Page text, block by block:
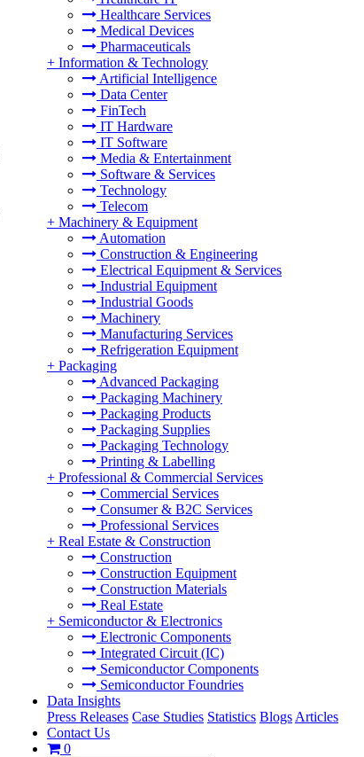
Healthcare Services
Medical Devices
Pharmaceuticals
+ Information & Technology
Artificial Intelligence
Data Center
FinTech
IT Hardware
IT Software
Media & Entertainment
Software & Services
Technology
Telecom
+ Machinery & Equipment
Automation
Construction & Engineering
Electrical Equipment & Services
Industrial Equipment
Industrial Goods
Machinery
Manufacturing Services
Refrigeration Equipment
+ Packaging
Advanced Packaging
Packaging Machinery
Packaging Products
Packaging Supplies
Packaging Technology
Printing & Labelling
+ Professional & Commercial Services
Commercial Services
Consumer & B2C Services
Professional Services
+ Real Estate & Construction
Construction
Construction Equipment
Construction Materials
Real Estate
+ Semiconductor & Electronics
Electronic Components
Integrated Circuit (IC)
Semiconductor Components
Semiconductor Foundries
Data Insights
Press Releases Case Studies Statistics Blogs Articles
Contact Us
0